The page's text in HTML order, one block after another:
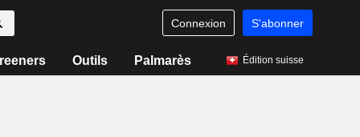
Connexion S'abonner
Outils Palmarès Édition suisse